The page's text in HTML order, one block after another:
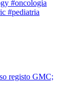
#oncologia
#pediatria
registo GMC;